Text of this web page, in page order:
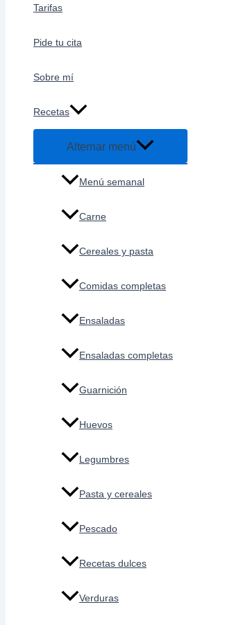
Tarifas
Pide tu cita
Sobre mí
Recetas
Alternar menú
Menú semanal
Carne
Cereales y pasta
Comidas completas
Ensaladas
Ensaladas completas
Guarnición
Huevos
Legumbres
Pasta y cereales
Pescado
Recetas dulces
Verduras